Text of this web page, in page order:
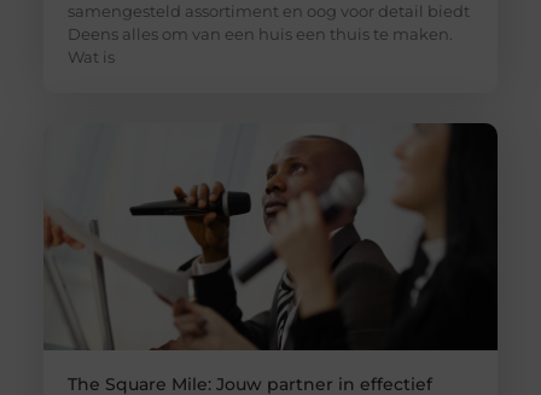
samengesteld assortiment en oog voor detail biedt
Deens alles om van een huis een thuis te maken.
Wat is
The Square Mile: Jouw partner in effectief